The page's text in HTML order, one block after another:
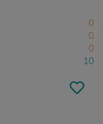
0
0
0
10